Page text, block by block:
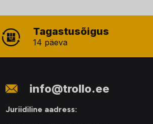
Tagastusõigus
14 päeva
info@trollo.ee
Juriidiline aadress: